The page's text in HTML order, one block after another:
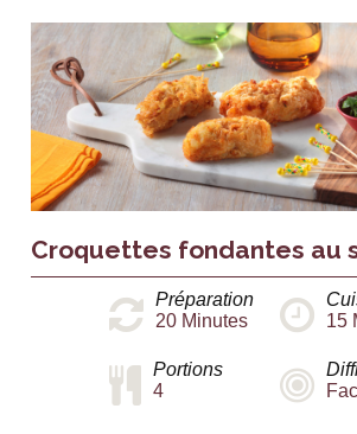
Croquettes fondantes au
Préparation
20 Minutes
15
Portions
4